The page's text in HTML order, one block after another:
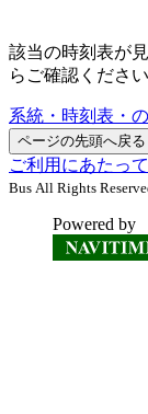
該当の時刻表が
らご確認ください
系統・時刻表・
ページの先頭へ戻る
ご利用にあたっ
Bus All Rights
Powered by